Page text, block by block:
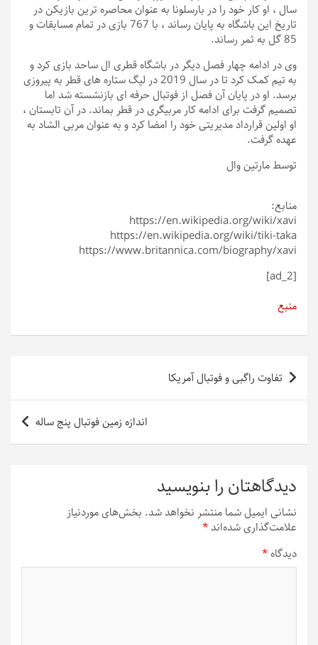
سال ، او کار خود را در بارسلونا به عنوان محاصره ترین بازیکن در
تاریخ این باشگاه به پایان رساند ، با 767 بازی در تمام مسابقات و
85 گل به ثمر رساند.
وی در ادامه چهار فصل دیگر در باشگاه قطری ال ساحد بازی کرد و
به تیم کمک کرد تا در سال 2019 در لیگ ستاره های قطر به پیروزی
برسد. او در پایان آن فصل از فوتبال حرفه ای بازنشسته شد اما
تصمیم گرفت برای ادامه کار مربیگری در قطر بماند. در آن تابستان ،
او اولین قرارداد مدیریتی خود را امضا کرد و به عنوان مربی الشاد به
عهده گرفت.
توسط مارتین وال
منابع:
https://en.wikipedia.org/wiki/xavi
https://en.wikipedia.org/wiki/tiki-taka
https://www.britannica.com/biography/xavi
[ad_2]
منبع
راهبری
نوشتهتفاوت راگبی و فوتبال آمریکا
اندازه زمین فوتبال پنج ساله
دیدگاهتان را بنویسید
نشانی ایمیل شما منتشر نخواهد شد. بخش‌های موردنیاز
علامت‌گذاری شده‌اند*
دیدگاه*